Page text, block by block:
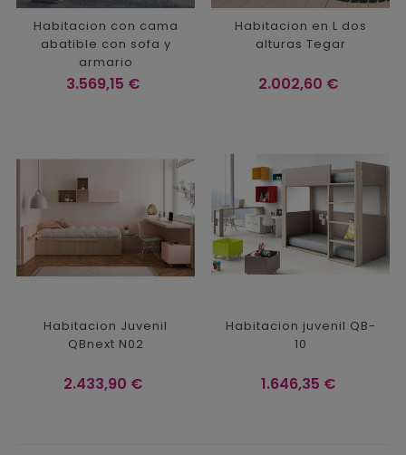
Habitacion con cama
abatible con sofa y
armario
Precio
3.569,15 €
Habitacion en L dos
alturas Tegar
Precio
2.002,60 €
Habitacion Juvenil
QBnext N02
Precio
2.433,90 €
Habitacion juvenil QB-
10
Precio
1.646,35 €